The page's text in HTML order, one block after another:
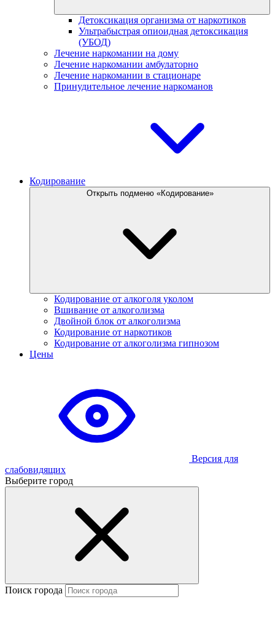
Детоксикация организма от наркотиков
Ультрабыстрая опиоидная детоксикация
(УБОД)
Лечение наркомании на дому
Лечение наркомании амбулаторно
Лечение наркомании в стационаре
Принудительное лечение наркоманов
Кодирование
Открыть подменю «Кодирование»
Кодирование от алкоголя уколом
Вшивание от алкоголизма
Двойной блок от алкоголизма
Кодирование от наркотиков
Кодирование от алкоголизма гипнозом
Цены
Версия для
слабовидящих
Выберите город
Поиск города